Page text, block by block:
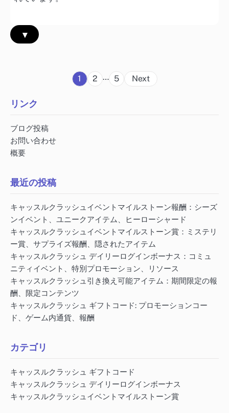
▾
Posts
1 2 … 5 Next
リンク
ブログ投稿
お問い合わせ
概要
最近の投稿
キャッスルクラッシュイベントマイルストーン報酬：シーズ
ンイベント、ユニークアイテム、ヒーローシャード
キャッスルクラッシュイベントマイルストーン賞：ミステリ
ー賞、サプライズ報酬、隠されたアイテム
キャッスルクラッシュ デイリーログインボーナス：コミュ
ニティイベント、特別プロモーション、リソース
キャッスルクラッシュ引き換え可能アイテム：期間限定の報
酬、限定コンテンツ
キャッスルクラッシュ ギフトコード: プロモーションコー
ド、ゲーム内通貨、報酬
カテゴリ
キャッスルクラッシュ ギフトコード
キャッスルクラッシュ デイリーログインボーナス
キャッスルクラッシュイベントマイルストーン賞